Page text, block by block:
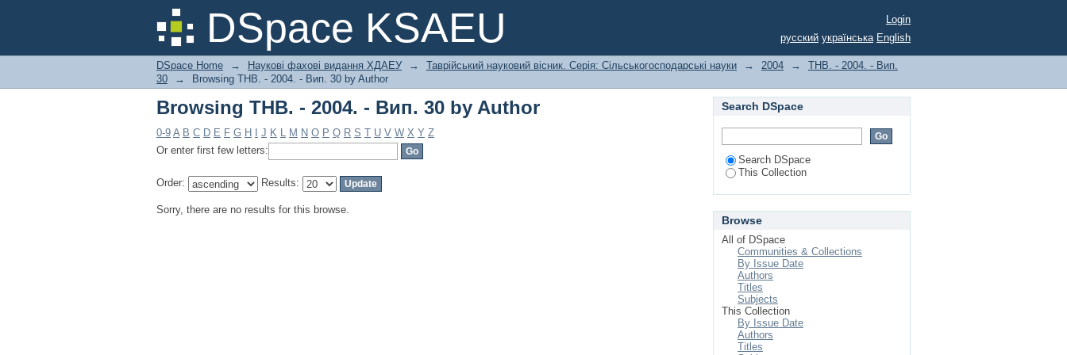
DSpace KSAEU
Browsing ТНВ. - 2004. - Вип. 30 by Author
Login
русский українська English
DSpace Home → Наукові фахові видання ХДАЕУ → Таврійський науковий вісник. Серія: Сільськогосподарські науки → 2004 →
ТНВ. - 2004. - Вип.
30
→ Browsing ТНВ. - 2004. - Вип. 30 by Author
Browsing ТНВ. - 2004. - Вип. 30 by Author
0-9 A B C D E F G H J K L M N O P Q R S T U V W X Y Z
Or enter first few letters:
Order: Results:
Sorry, there are no results for this browse.
Search DSpace
Search DSpace
This Collection
Browse
All of DSpace
Communities & Collections
By Issue Date
Authors
Titles
Subjects
This Collection
By Issue Date
Authors
Titles